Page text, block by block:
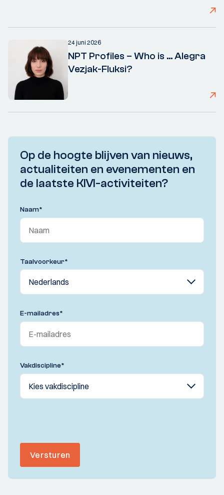
24 juni 2026
NPT Profiles – Who is ... Alegra
Vezjak-Fluksi?
Op de hoogte blijven van nieuws,
actualiteiten en evenementen en
de laatste KIVI-activiteiten?
Naam*
Taalvoorkeur*
E-mailadres*
Vakdiscipline*
Versturen